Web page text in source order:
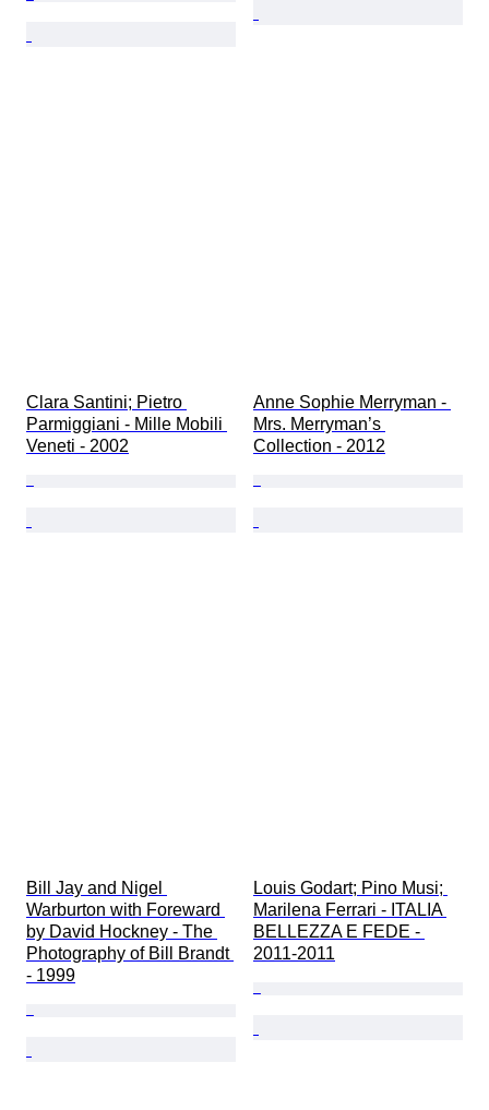
Clara Santini; Pietro
Parmiggiani - Mille Mobili
Veneti - 2002
Anne Sophie Merryman -
Mrs. Merryman’s
Collection - 2012
Bill Jay and Nigel
Warburton with Foreward
by David Hockney - The
Photography of Bill Brandt
- 1999
Louis Godart; Pino Musi;
Marilena Ferrari - ITALIA
BELLEZZA E FEDE -
2011-2011